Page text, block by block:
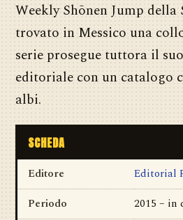
Weekly Shōnen Jump della
trovato in Messico una
serie prosegue tuttora il
editoriale con un catalogo
albi.
SCHEDA
Editore
Editorial
Periodo
2015 – in